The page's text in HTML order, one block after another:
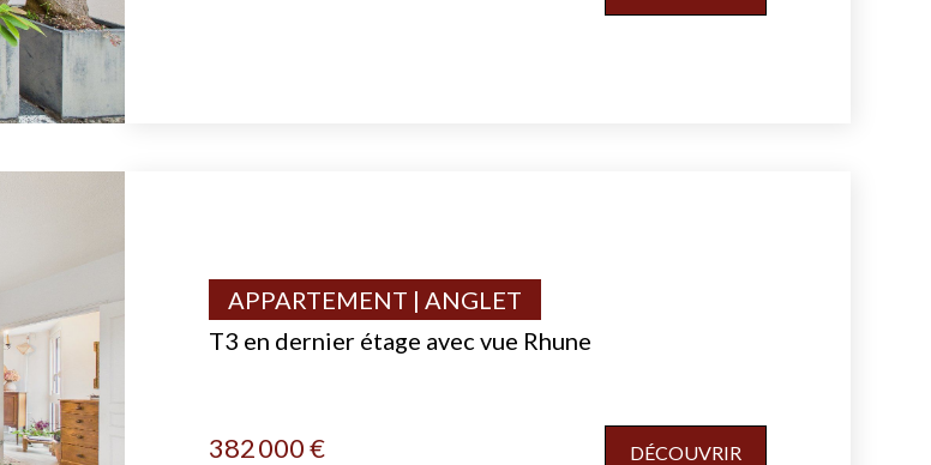
T3 en dernier étage avec vue Rhune
APPARTEMENT | ANGLET
382 000 € DÉCOUVRIR